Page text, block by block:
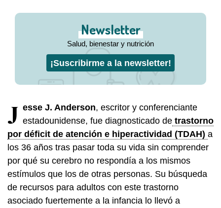
Newsletter
Salud, bienestar y nutrición
¡Suscribirme a la newsletter!
J esse J. Anderson, escritor y conferenciante
estadounidense, fue diagnosticado de trastorno
por déficit de atención e hiperactividad (TDAH) a
los 36 años tras pasar toda su vida sin comprender
por qué su cerebro no respondía a los mismos
estímulos que los de otras personas. Su búsqueda
de recursos para adultos con este trastorno
asociado fuertemente a la infancia lo llevó a